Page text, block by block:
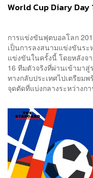
World Cup Diary
การแข่งขันฟุตบอลโลก
เป็นการลงสนามแข่งขันระ
แข่งขันในครั้งนี้ โดยหลังจ
16 ทีมตัวจริงที่ผ่านเข้ามาสู่
ทางกลับประเทศไปเตรียม
จุดตัดที่แบ่งกลางระหว่างก